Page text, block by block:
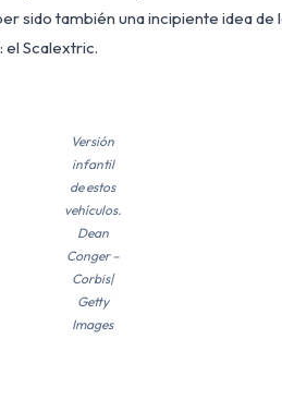
sido también una incipiente idea
Scalextric.
Versión
infantil
de estos
vehículos.
Dean
Conger –
Corbis|
Getty
Images